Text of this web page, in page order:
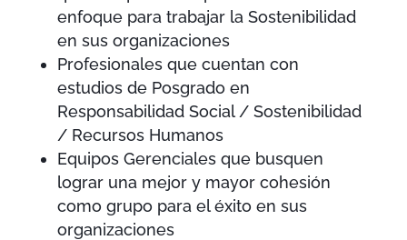
enfoque para trabajar la Sostenibilidad
en sus organizaciones
Profesionales que cuentan con
estudios de Posgrado en
Responsabilidad Social / Sostenibilidad
/ Recursos Humanos
Equipos Gerenciales que busquen
lograr una mejor y mayor cohesión
como grupo para el éxito en sus
organizaciones